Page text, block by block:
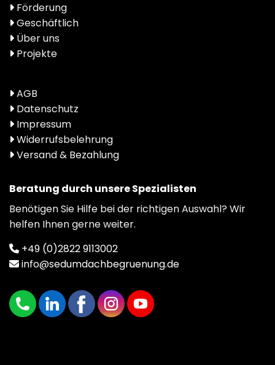
Förderung
Geschäftlich
Über uns
Projekte
AGB
Datenschutz
Impressum
Widerrufsbelehrung
Versand & Bezahlung
Beratung durch unsere Spezialisten
Benötigen Sie Hilfe bei der richtigen Auswahl? Wir
helfen Ihnen gerne weiter.
+49 (0)2822 9113002
info@sedumdachbegruenung.de